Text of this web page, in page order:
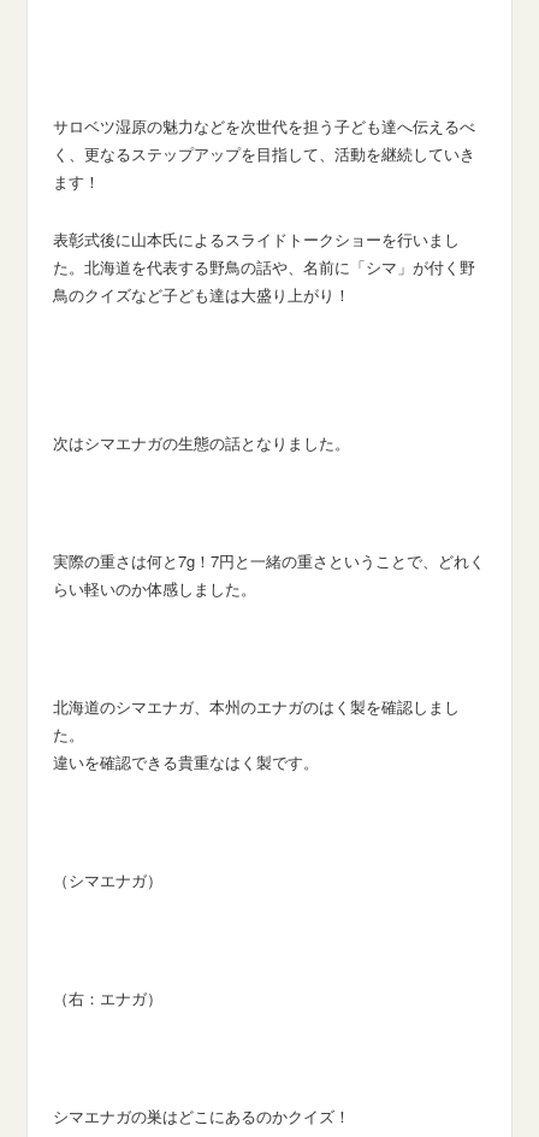
サロベツ湿原の魅力などを次世代を担う子ども達へ伝えるべ
く、更なるステップアップを目指して、活動を継続していき
ます！
表彰式後に山本氏によるスライドトークショーを行いまし
た。北海道を代表する野鳥の話や、名前に「シマ」が付く野
鳥のクイズなど子ども達は大盛り上がり！
次はシマエナガの生態の話となりました。
実際の重さは何と7g！7円と一緒の重さということで、どれく
らい軽いのか体感しました。
北海道のシマエナガ、本州のエナガのはく製を確認しまし
た。
違いを確認できる貴重なはく製です。
（シマエナガ）
（右：エナガ）
シマエナガの巣はどこにあるのかクイズ！